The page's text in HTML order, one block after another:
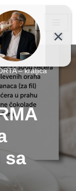
– kraljica
sa